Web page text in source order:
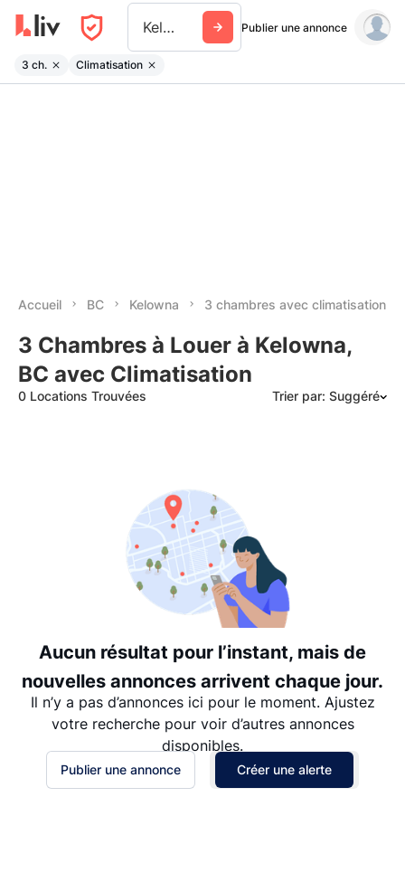
Kelowna Publier une annonce
3 ch. Climatisation
Accueil BC Kelowna 3 chambres avec climatisation
3 Chambres à Louer à Kelowna,
BC avec Climatisation
0 Locations Trouvées Trier par: Suggéré
Date: les plus anciens d’abord
Aucun résultat pour l’instant, mais de
nouvelles annonces arrivent chaque jour.
Il n’y a pas d’annonces ici pour le moment. Ajustez
votre recherche pour voir d’autres annonces
disponibles.
Publier une annonce Créer une alerte